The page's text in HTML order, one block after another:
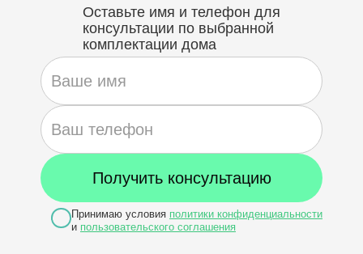
Оставьте имя и телефон для
консультации по выбранной
комплектации дома
Принимаю условия политики конфиденциальности
и пользовательского соглашения